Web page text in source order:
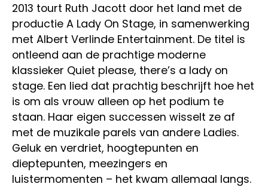
2013 tourt Ruth Jacott door het land met de
productie A Lady On Stage, in samenwerking
met Albert Verlinde Entertainment. De titel is
ontleend aan de prachtige moderne
klassieker Quiet please, there’s a lady on
stage. Een lied dat prachtig beschrijft hoe het
is om als vrouw alleen op het podium te
staan. Haar eigen successen wisselt ze af
met de muzikale parels van andere Ladies.
Geluk en verdriet, hoogtepunten en
dieptepunten, meezingers en
luistermomenten – het kwam allemaal langs.